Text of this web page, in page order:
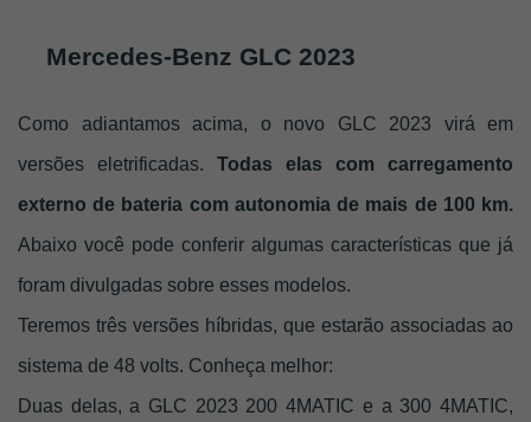
Mercedes-Benz GLC 2023
Como adiantamos acima, o novo GLC 2023 virá em
versões eletrificadas. Todas elas com carregamento
externo de bateria com autonomia de mais de 100 km.
Abaixo você pode conferir algumas características que já
foram divulgadas sobre esses modelos.
Teremos três versões híbridas, que estarão associadas ao
sistema de 48 volts. Conheça melhor:
Duas delas, a GLC 2023 200 4MATIC e a 300 4MATIC,